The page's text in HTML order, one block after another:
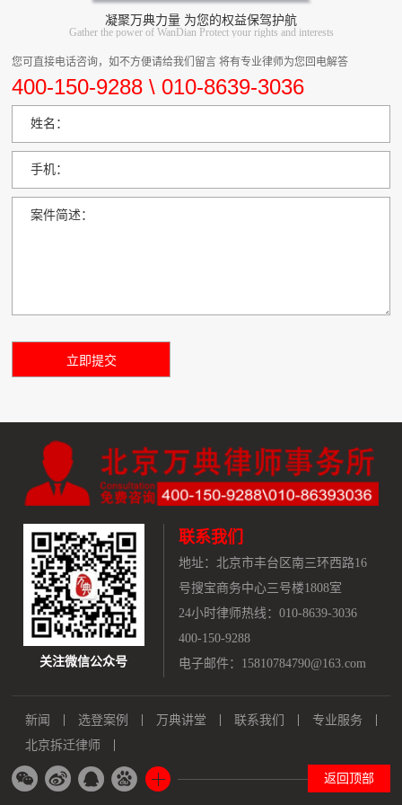
凝聚万典力量 为您的权益保驾护航
Gather the power of WanDian Protect your rights and interests
您可直接电话咨询，如不方便请给我们留言 将有专业律师为您回电解答
400-150-9288 \ 010-8639-3036
姓名：
手机：
案件简述：
关注微信公众号
联系我们
地址： 北京市丰台区南三环西路16
号搜宝商务中心三号楼1808室
24小时律师热线：010-8639-3036
400-150-9288
电子邮件：15810784790@163.com
新闻 选登案例 万典讲堂 联系我们
专业服务
北京拆迁律师
返回顶部